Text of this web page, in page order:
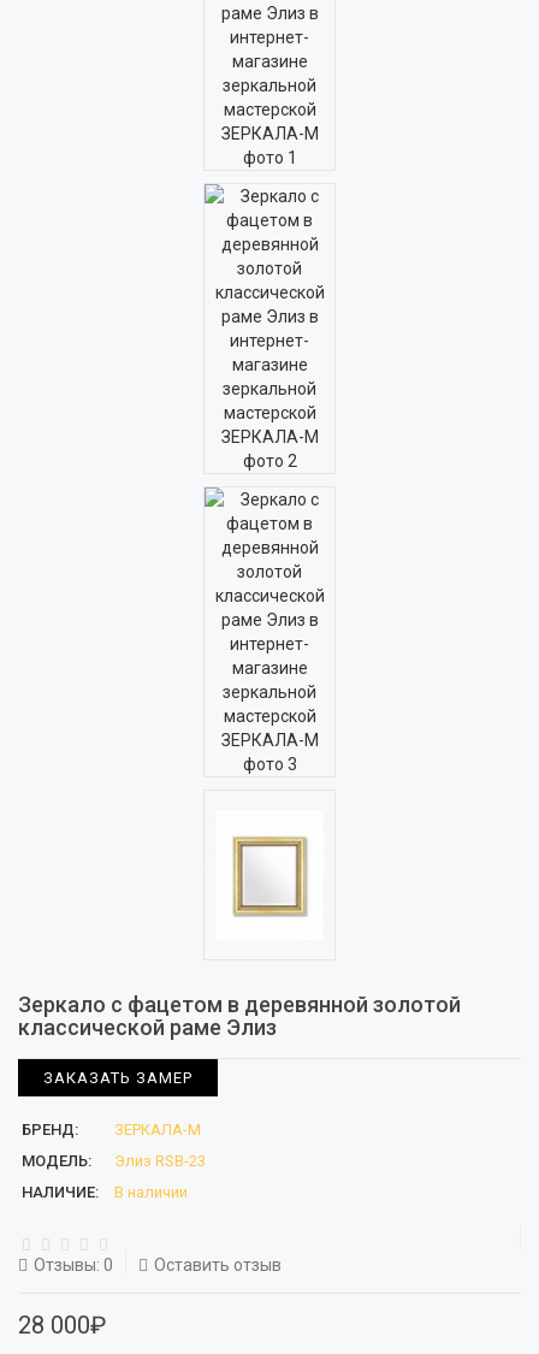
Зеркало с фацетом в деревянной золотой
классической раме Элиз
ЗАКАЗАТЬ ЗАМЕР
БРЕНД:
ЗЕРКАЛА-М
МОДЕЛЬ:
Элиз RSB-23
НАЛИЧИЕ:
В наличии
Отзывы: 0 Оставить отзыв
28 000₽